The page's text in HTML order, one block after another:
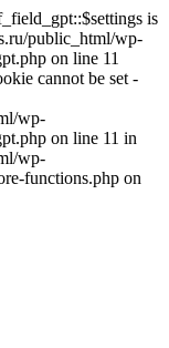
is
public_html/wp-
on line 11
cannot be set -
wp-
on line 11 in
wp-
functions.php on